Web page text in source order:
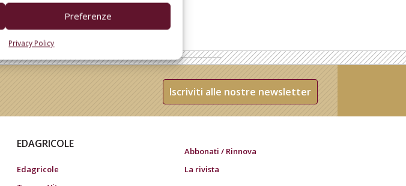
Preferenze
Privacy Policy
Iscriviti alle nostre newsletter
EDAGRICOLE
Edagricole
Abbonati / Rinnova
La rivista